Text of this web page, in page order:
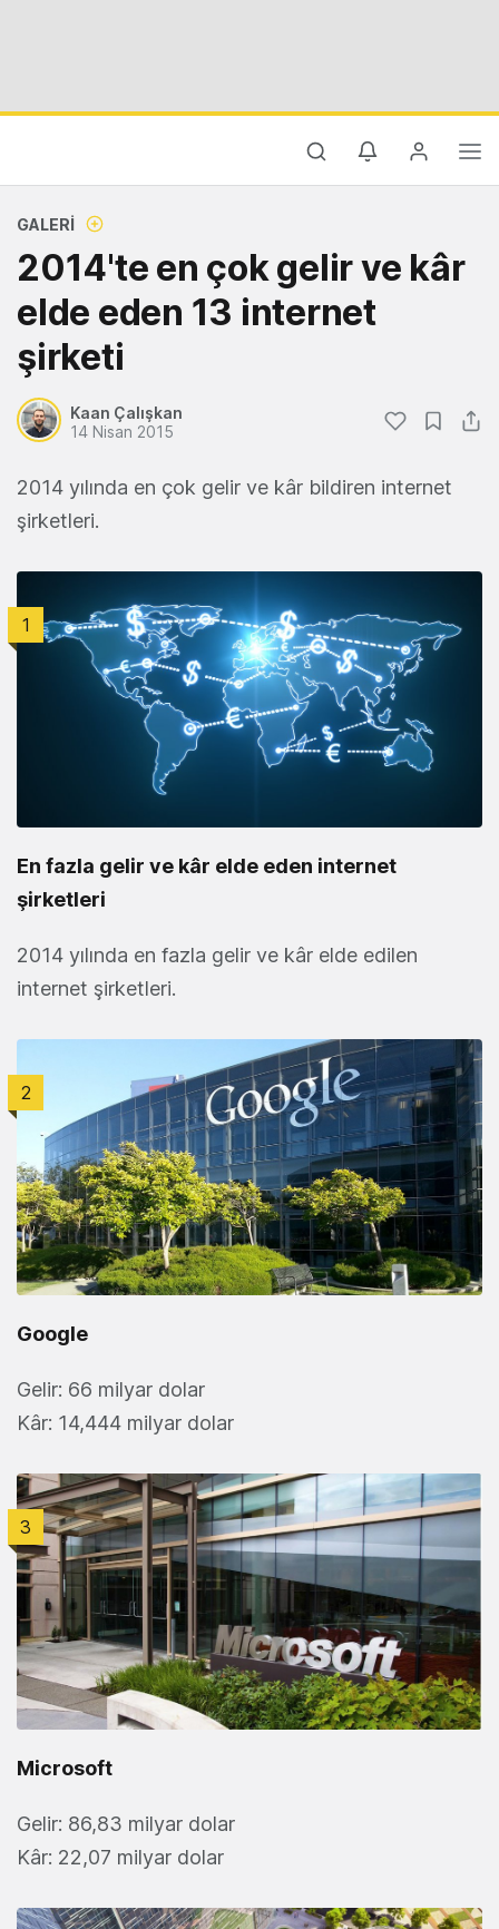
GALERI
2014'te en çok gelir ve kâr
elde eden 13 internet
şirketi
Kaan Çalışkan
14 Nisan 2015
2014 yılında en çok gelir ve kâr bildiren internet
şirketleri.
1
En fazla gelir ve kâr elde eden internet
şirketleri
2014 yılında en fazla gelir ve kâr elde edilen
internet şirketleri.
2
Google
Gelir: 66 milyar dolar
Kâr: 14,444 milyar dolar
3
Microsoft
Gelir: 86,83 milyar dolar
Kâr: 22,07 milyar dolar